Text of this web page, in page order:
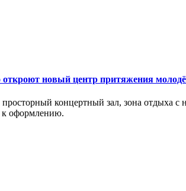
откроют новый центр притяжения
просторный концертный зал, зона
к оформлению.